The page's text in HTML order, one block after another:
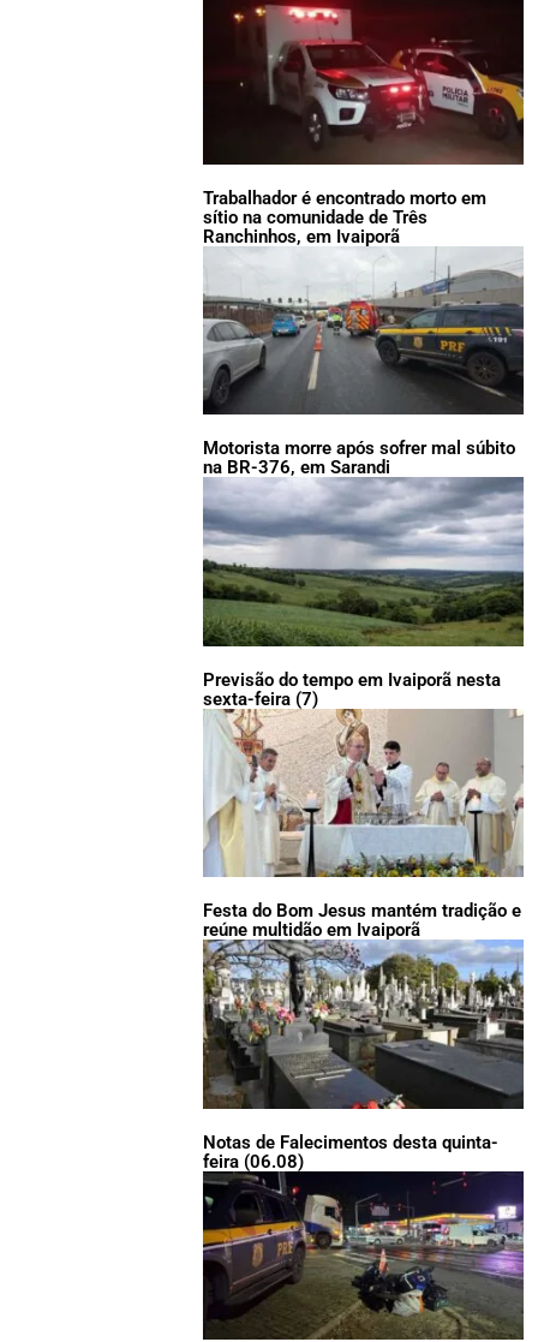
Trabalhador é encontrado morto em
sítio na comunidade de Três
Ranchinhos, em Ivaiporã
Motorista morre após sofrer mal súbito
na BR-376, em Sarandi
Previsão do tempo em Ivaiporã nesta
sexta-feira (7)
Festa do Bom Jesus mantém tradição e
reúne multidão em Ivaiporã
Notas de Falecimentos desta quinta-
feira (06.08)